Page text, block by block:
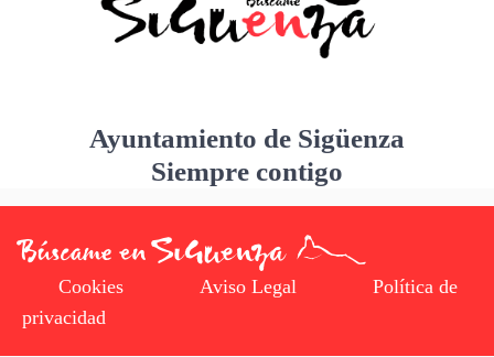
Ayuntamiento de Sigüenza
Siempre contigo
Cookies Aviso Legal
Política de
privacidad